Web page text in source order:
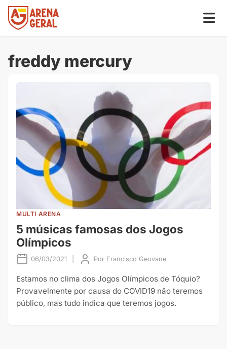
freddy mercury
MULTI ARENA
5 músicas famosas dos Jogos
Olímpicos
06/03/2021 Por Francisco Geovane
Estamos no clima dos Jogos Olímpicos de Tóquio?
Provavelmente por causa do COVID19 não teremos
público, mas tudo indica que teremos jogos.